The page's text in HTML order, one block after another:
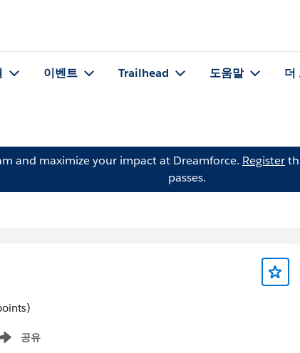
이벤트 Trailhead 도움말 더
and maximize your impact at Dreamforce. Register
passes.
공유
menu